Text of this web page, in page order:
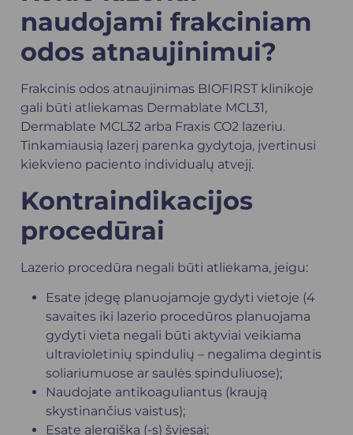
naudojami frakciniam
odos atnaujinimui?
Frakcinis odos atnaujinimas BIOFIRST klinikoje
gali būti atliekamas Dermablate MCL31,
Dermablate MCL32 arba Fraxis CO2 lazeriu.
Tinkamiausią lazerį parenka gydytoja, įvertinusi
kiekvieno paciento individualų atvejį.
Kontraindikacijos
procedūrai
Lazerio procedūra negali būti atliekama, jeigu:
Esate įdegę planuojamoje gydyti vietoje (4
savaites iki lazerio procedūros planuojama
gydyti vieta negali būti aktyviai veikiama
ultravioletinių spindulių – negalima degintis
soliariumuose ar saulės spinduliuose);
Naudojate antikoaguliantus (kraują
skystinančius vaistus);
Esate alergiška (-s) šviesai;